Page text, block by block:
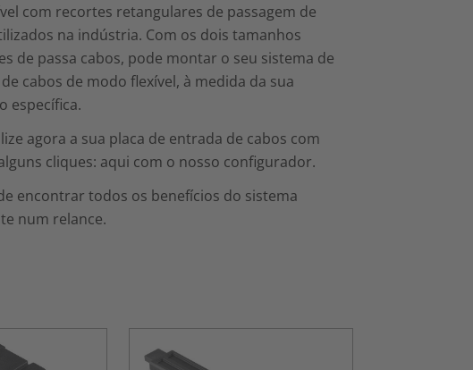
com recortes retangulares de passagem de
na indústria. Com os dois tamanhos
de passa cabos, pode montar o seu sistema de
cabos de modo flexível, à medida da sua
específica.
agora a sua placa de entrada de cabos com
cliques: aqui com o nosso configurador.
encontrar todos os benefícios do sistema
num relance.